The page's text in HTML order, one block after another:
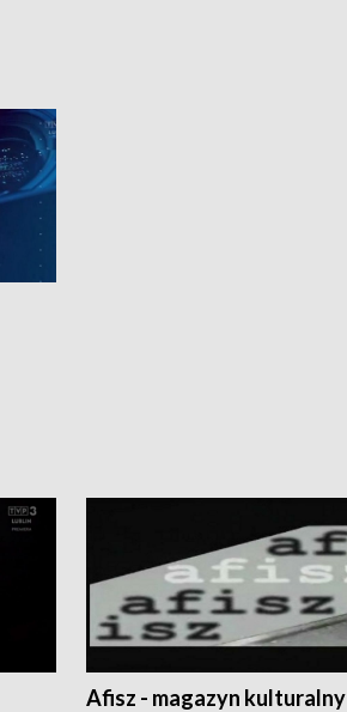
Afisz - magazyn kulturalny